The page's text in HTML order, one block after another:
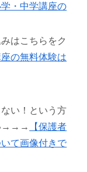
・中学講座の
はこちらをク
の無料体験は
い！という方
→→→
【保護者
て画像付きで